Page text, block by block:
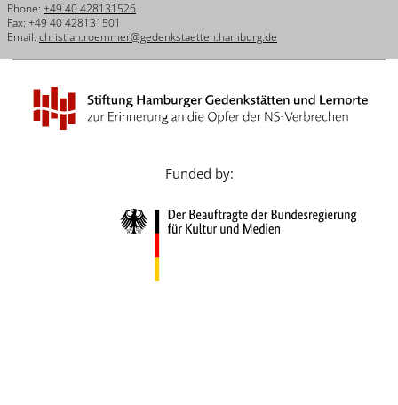
Dansk
Español
Italiano
Nederlands
Português
Phone: +49 40 428131526
Fax: +49 40 428131501
Email: christian.roemmer@gedenkstaetten.hamburg.de
Funded by: